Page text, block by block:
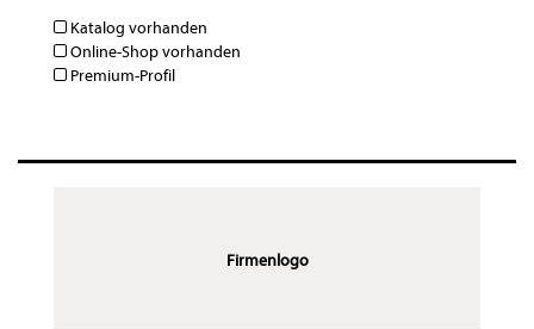
Katalog vorhanden
Online-Shop vorhanden
Premium-Profil
Firmenlogo